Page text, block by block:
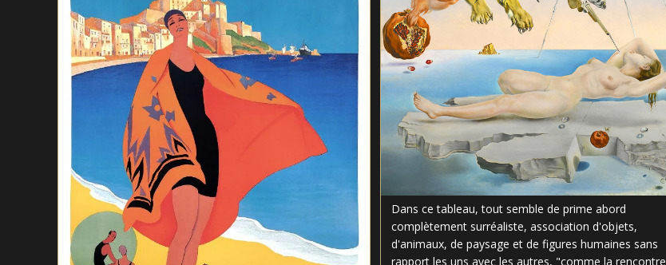
Dans ce tableau, tout semble de prime abord
complètement surréaliste, association d'objets,
d'animaux, de paysage et de figures humaines sans
rapport les uns avec les autres, "comme la rencontre